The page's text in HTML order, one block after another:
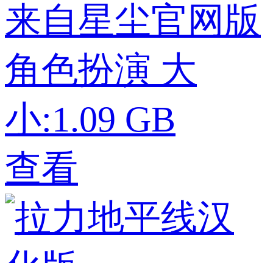
来自星尘官网版
角色扮演 大
小:1.09 GB
查看